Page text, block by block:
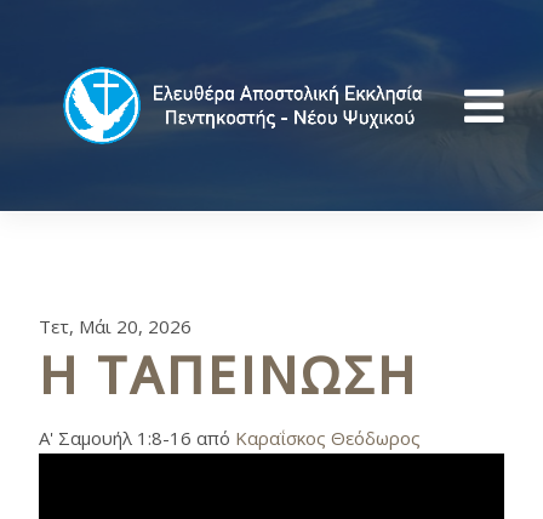
Τετ, Μάι 20, 2026
Η ΤΑΠΕΙΝΩΣΗ
Α' Σαμουήλ 1:8-16 από Καραΐσκος Θεόδωρος